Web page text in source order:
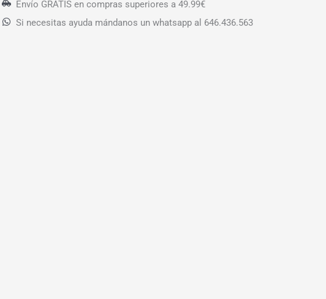
Envío GRATIS en compras superiores a 49.99€
Si necesitas ayuda mándanos un whatsapp al 646.436.563